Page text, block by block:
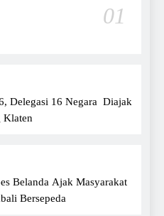
01
Delegasi 16 Negara Diajak
Belanda Ajak Masyarakat
Bersepeda